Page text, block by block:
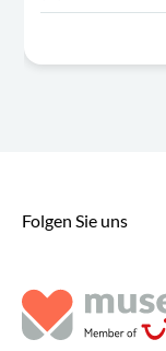
Folgen Sie uns